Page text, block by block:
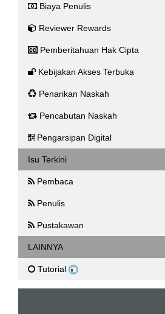
Biaya Penulis
Reviewer Rewards
Pemberitahuan Hak Cipta
Kebijakan Akses Terbuka
Penarikan Naskah
Pencabutan Naskah
Pengarsipan Digital
Isu Terkini
Pembaca
Penulis
Pustakawan
LAINNYA
Tutorial